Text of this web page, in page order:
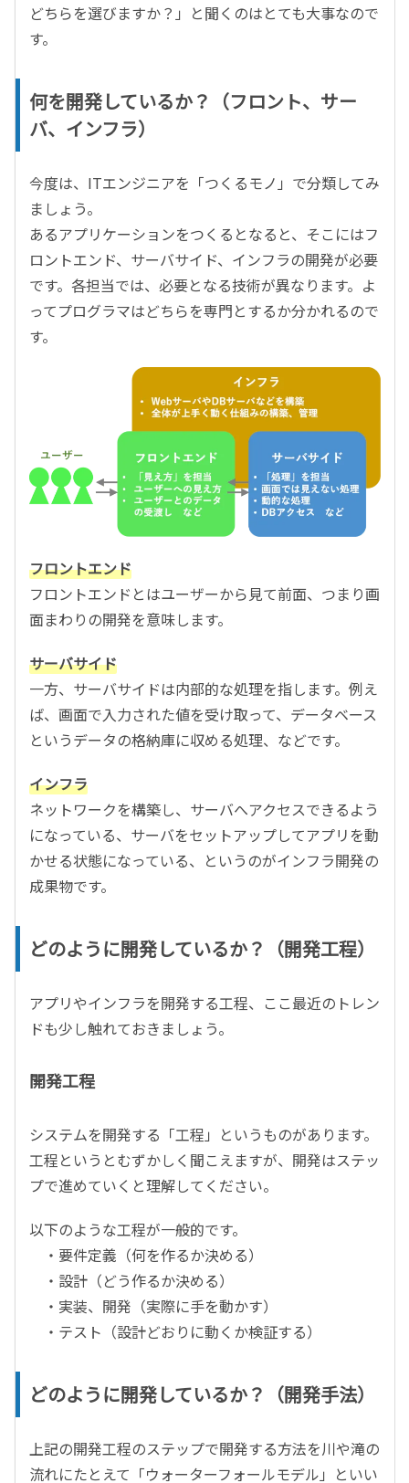
どちらを選びますか？」と聞くのはとても大事なので
す。
何を開発しているか？（フロント、サー
バ、インフラ）
今度は、ITエンジニアを「つくるモノ」で分類してみ
ましょう。
あるアプリケーションをつくるとなると、そこにはフ
ロントエンド、サーバサイド、インフラの開発が必要
です。各担当では、必要となる技術が異なります。よ
ってプログラマはどちらを専門とするか分かれるので
す。
フロントエンド
フロントエンドとはユーザーから見て前面、つまり画
面まわりの開発を意味します。
サーバサイド
一方、サーバサイドは内部的な処理を指します。例え
ば、画面で入力された値を受け取って、データベース
というデータの格納庫に収める処理、などです。
インフラ
ネットワークを構築し、サーバへアクセスできるよう
になっている、サーバをセットアップしてアプリを動
かせる状態になっている、というのがインフラ開発の
成果物です。
どのように開発しているか？（開発工程）
アプリやインフラを開発する工程、ここ最近のトレン
ドも少し触れておきましょう。
開発工程
システムを開発する「工程」というものがあります。
工程というとむずかしく聞こえますが、開発はステッ
プで進めていくと理解してください。
以下のような工程が一般的です。
・要件定義（何を作るか決める）
・設計（どう作るか決める）
・実装、開発（実際に手を動かす）
・テスト（設計どおりに動くか検証する）
どのように開発しているか？（開発手法）
上記の開発工程のステップで開発する方法を川や滝の
流れにたとえて「ウォーターフォールモデル」といい